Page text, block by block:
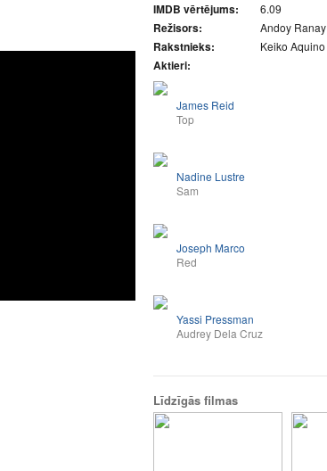
IMDB vērtējums: 6.09
Režisors: Andoy Ranay
Rakstnieks: Keiko Aquino
Aktieri:
James Reid
Top
Nadine Lustre
Sam
Joseph Marco
Red
Yassi Pressman
Audrey Dela Cruz
Līdzīgās filmas